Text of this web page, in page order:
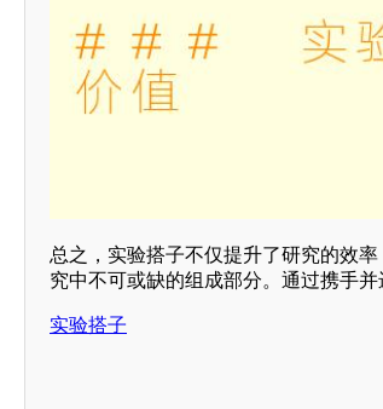
总之，实验搭子不仅提升了研究的效
究中不可或缺的组成部分。通过携手
实验搭子